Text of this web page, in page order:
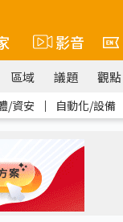
影音
區域 議題 觀點
/資安 ｜ 自動化/設備